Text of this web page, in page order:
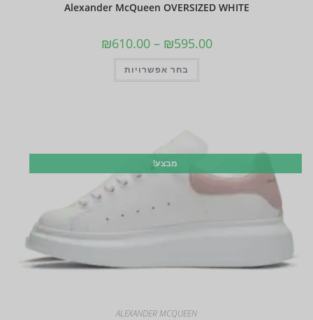
Alexander McQueen OVERSIZED WHITE
₪595.00
–
₪610.00
בחר אפשרויות
מבצע!
ALEXANDER MCQUEEN